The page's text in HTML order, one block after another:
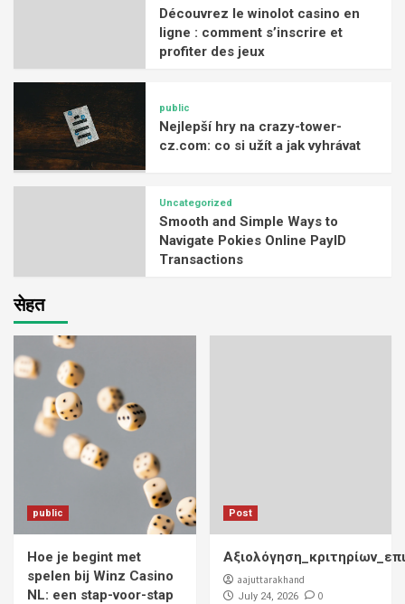
Découvrez le winolot casino en
ligne : comment s’inscrire et
profiter des jeux
public
Nejlepší hry na crazy-tower-
cz.com: co si užít a jak vyhrávat
Uncategorized
Smooth and Simple Ways to
Navigate Pokies Online PayID
Transactions
सेहत
public
Hoe je begint met
spelen bij Winz Casino
NL: een stap-voor-stap
Post
aajuttarakhand
July 24, 2026 0